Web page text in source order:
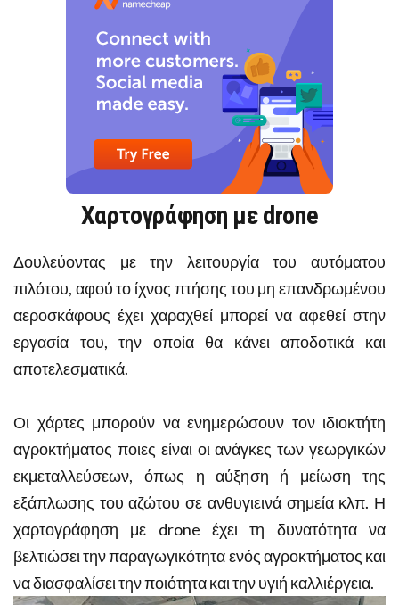
Χαρτογράφηση με drone
Δουλεύοντας με την λειτουργία του αυτόματου
πιλότου, αφού το ίχνος πτήσης του μη επανδρωμένου
αεροσκάφους έχει χαραχθεί μπορεί να αφεθεί στην
εργασία του, την οποία θα κάνει αποδοτικά και
αποτελεσματικά.
Οι χάρτες μπορούν να ενημερώσουν τον ιδιοκτήτη
αγροκτήματος ποιες είναι οι ανάγκες των γεωργικών
εκμεταλλεύσεων, όπως η αύξηση ή μείωση της
εξάπλωσης του αζώτου σε ανθυγιεινά σημεία κλπ. Η
χαρτογράφηση με drone έχει τη δυνατότητα να
βελτιώσει την παραγωγικότητα ενός αγροκτήματος και
να διασφαλίσει την ποιότητα και την υγιή καλλιέργεια.